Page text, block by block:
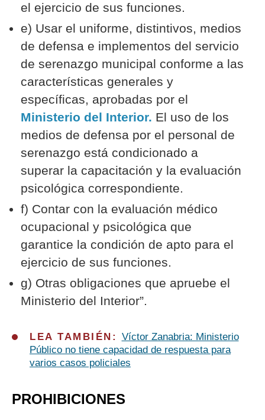
el ejercicio de sus funciones.
e) Usar el uniforme, distintivos, medios
de defensa e implementos del servicio
de serenazgo municipal conforme a las
características generales y
específicas, aprobadas por el
Ministerio del Interior. El uso de los
medios de defensa por el personal de
serenazgo está condicionado a
superar la capacitación y la evaluación
psicológica correspondiente.
f) Contar con la evaluación médico
ocupacional y psicológica que
garantice la condición de apto para el
ejercicio de sus funciones.
g) Otras obligaciones que apruebe el
Ministerio del Interior”.
LEA TAMBIÉN: Víctor Zanabria: Ministerio
Público no tiene capacidad de respuesta para
varios casos policiales
PROHIBICIONES